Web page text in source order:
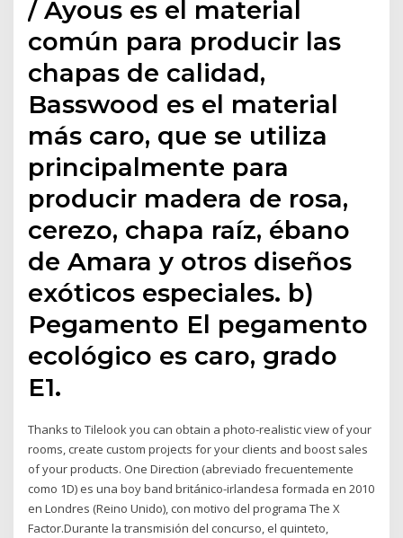
/ Ayous es el material
común para producir las
chapas de calidad,
Basswood es el material
más caro, que se utiliza
principalmente para
producir madera de rosa,
cerezo, chapa raíz, ébano
de Amara y otros diseños
exóticos especiales. b)
Pegamento El pegamento
ecológico es caro, grado
E1.
Thanks to Tilelook you can obtain a photo-realistic view of your
rooms, create custom projects for your clients and boost sales
of your products. One Direction (abreviado frecuentemente
como 1D) es una boy band británico-irlandesa formada en 2010
en Londres (Reino Unido), con motivo del programa The X
Factor.Durante la transmisión del concurso, el quinteto,